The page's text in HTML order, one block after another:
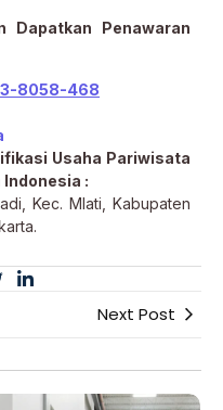
Dapatkan Penawaran
8058-468
Usaha Pariwisata
:
Kec. Mlati, Kabupaten
Next Post